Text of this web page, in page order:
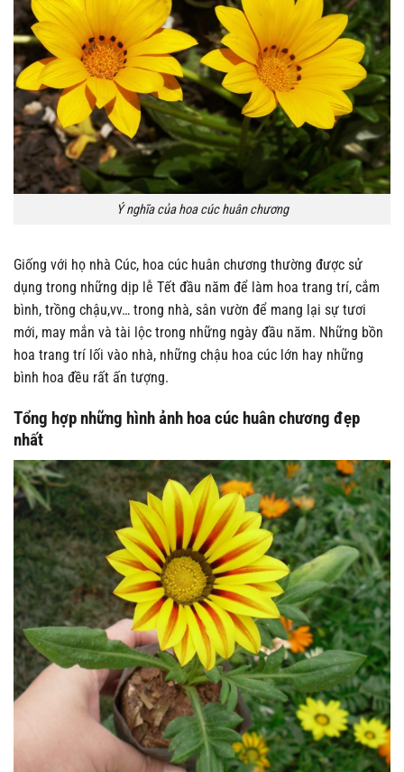
Ý nghĩa của hoa cúc huân chương
Giống với họ nhà Cúc, hoa cúc huân chương thường được sử
dụng trong những dịp lễ Tết đầu năm để làm hoa trang trí, cắm
bình, trồng chậu,vv… trong nhà, sân vườn để mang lại sự tươi
mới, may mắn và tài lộc trong những ngày đầu năm. Những bồn
hoa trang trí lối vào nhà, những chậu hoa cúc lớn hay những
bình hoa đều rất ấn tượng.
Tổng hợp những hình ảnh hoa cúc huân chương đẹp
nhất